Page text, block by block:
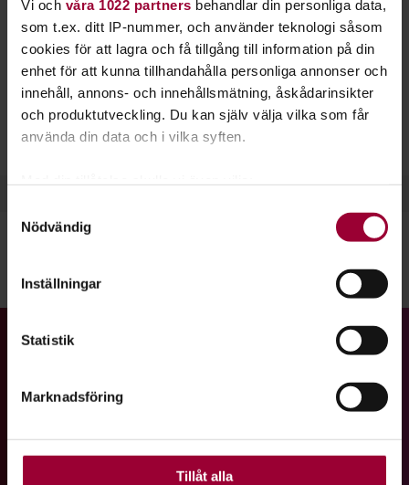
Vi och våra 1022 partners behandlar din personliga data,
som t.ex. ditt IP-nummer, och använder teknologi såsom
cookies för att lagra och få tillgång till information på din
enhet för att kunna tillhandahålla personliga annonser och
innehåll, annons- och innehållsmätning, åskådarinsikter
och produktutveckling. Du kan själv välja vilka som får
använda din data och i vilka syften.
som kan ha en noggrannhet på upp till flera meter
Ta reda på mer om hur dina personliga uppgifter
Du kan ändra eller dra tillbaka ditt samtycke när som
För att du ska få en så bra upplevelse som möjligt
Nödvändig
Inställningar
Statistik
Marknadsföring
Tillåt alla
drejning? Hos Studiefrämjandet arrangerar vi
olika skulpturkurser.
Drejningär en hantverksteknik. Materialet är lera och en
drejskiva används för att forma föremål som skålar, vaser
och krukor. Du väljer själv vad du vill göra. Det är bara
kreativiteten och fantasin som sätter gränser!
Dela: E-mail
Gå till studiefrämjandets startsida
Vi är ett av Sveriges största studieförbund med ett brett
utbud av studiecirklar, utbildningar, kulturarrangemang och
föreläsningar.